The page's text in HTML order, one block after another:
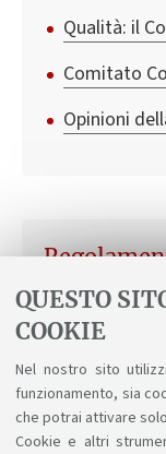
QUESTO
COOKIE
Nel nostro sito
funzionamento, sia
che potrai attivare
Cookie e altri
Qualità: il
Comitato
Opinioni
2024/2025